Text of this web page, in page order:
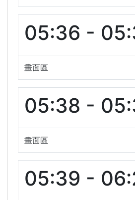
05:36 -
畫面區
05:38 -
畫面區
05:39 -